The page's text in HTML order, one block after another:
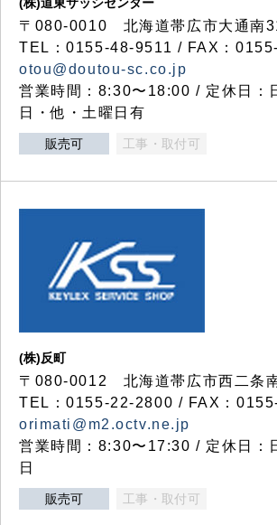
〒080-0010 北海道帯広市大通南
TEL：0155-48-9511 / FAX：
otou@doutou-sc.co.jp
営業時間：8:30〜18:00 / 定休日：
日・他・土曜日有
販売可 工事・取付可
(株)反町
〒080-0012 北海道帯広市西二条
TEL：0155-22-2800 / FAX：
orimati@m2.octv.ne.jp
営業時間：8:30〜17:30 / 定休日：
日
販売可 工事・取付可